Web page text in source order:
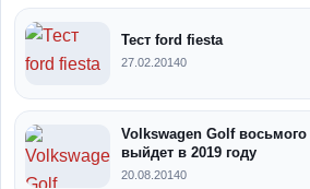
Тест ford fiesta
27.02.20140
Volkswagen Golf
выйдет в 2019 году
20.08.20140